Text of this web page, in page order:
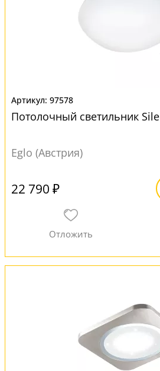
97578
Потолочный светильник
Eglo (Австрия)
22 790 ₽